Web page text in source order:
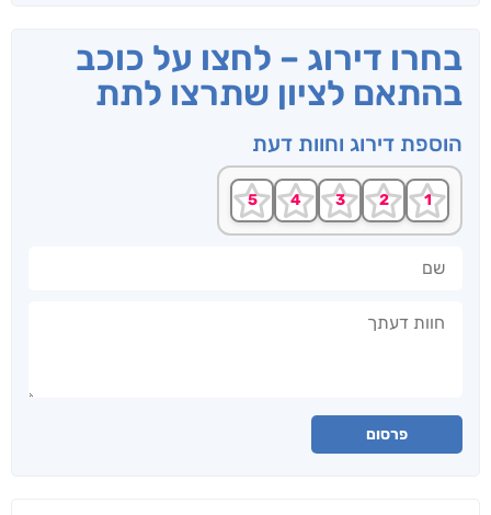
בחרו דירוג – לחצו על כוכב
בהתאם לציון שתרצו לתת
הוספת דירוג וחוות דעת
פרסום